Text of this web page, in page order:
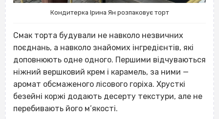
Кондитерка Ірина Ян розпаковує торт
Смак торта будували не навколо незвичних
поєднань, а навколо знайомих інгредієнтів, які
доповнюють одне одного. Першими відчуваються
ніжний вершковий крем і карамель, за ними —
аромат обсмаженого лісового горіха. Хрусткі
безейні коржі додають десерту текстури, але не
перебивають його м’якості.